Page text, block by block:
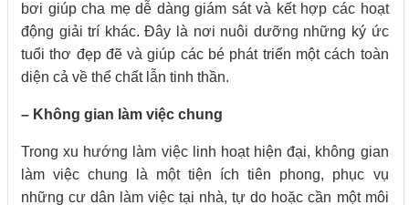
bơi giúp cha mẹ dễ dàng giám sát và kết hợp các hoạt
động giải trí khác. Đây là nơi nuôi dưỡng những ký ức
tuổi thơ đẹp đẽ và giúp các bé phát triển một cách toàn
diện cả về thể chất lẫn tinh thần.
– Không gian làm việc chung
Trong xu hướng làm việc linh hoạt hiện đại, không gian
làm việc chung là một tiện ích tiên phong, phục vụ
những cư dân làm việc tại nhà, tự do hoặc cần một môi